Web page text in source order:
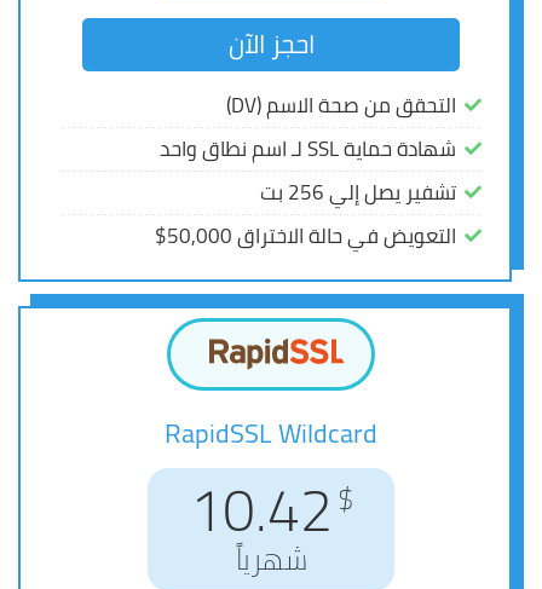
التحقق من صحة الاسم (DV)
شهادة حماية SSL لـ اسم نطاق واحد
تشفير يصل إلي 256 بت
التعويض في حالة الاختراق 50,000$
احجز الآن
RapidSSL Wildcard
$
12.42
شهرياً
التحقق من صحة الاسم (DV)
شهادة حماية SSL لـ اسم نطاق واحد
تشفير يصل إلي 256 بت
التعويض في حالة الاختراق 50,000$
احجز الآن
RapidSSL Wildcard
$
10.42
شهرياً